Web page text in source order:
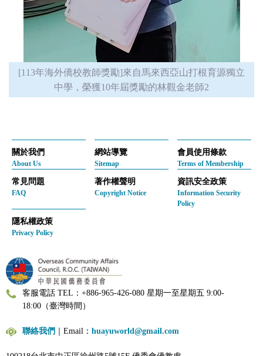
[113年海外僑校教師獎勵]來自馬來西亞山打根育源獨立
中學，榮獲10年屆獎勵的林觀金老師2
關於我們
About Us
網站導覽
Sitemap
會員使用條款
Terms of Membership
常見問題
FAQ
著作權聲明
Copyright Notice
資訊安全政策
Information Security
Policy
隱私權政策
Privacy Policy
客服電話 TEL：+886-965-426-080 星期一至星期五 9:00-
18:00（臺灣時間）
聯絡我們 ｜Email： huayuworld@gmail.com